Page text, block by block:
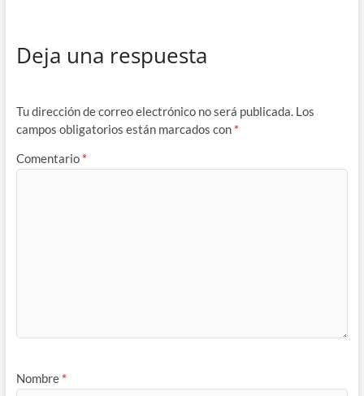
Deja una respuesta
Tu dirección de correo electrónico no será publicada. Los
campos obligatorios están marcados con *
Comentario *
Nombre *